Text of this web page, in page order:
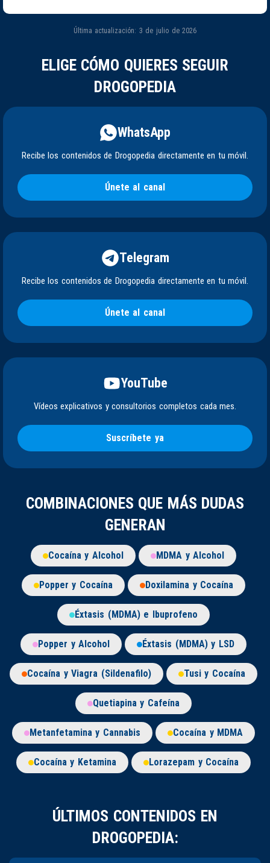
Última actualización: 3 de julio de 2026
ELIGE CÓMO QUIERES SEGUIR
DROGOPEDIA
WhatsApp
Recibe los contenidos de Drogopedia directamente en tu móvil.
Únete al canal
Telegram
Recibe los contenidos de Drogopedia directamente en tu móvil.
Únete al canal
YouTube
Vídeos explicativos y consultorios completos cada mes.
Suscríbete ya
COMBINACIONES QUE MÁS DUDAS
GENERAN
Cocaína y Alcohol MDMA y Alcohol
Popper y Cocaína Doxilamina y Cocaína
Éxtasis (MDMA) e Ibuprofeno
Popper y Alcohol Éxtasis (MDMA) y LSD
Cocaína y Viagra (Sildenafilo) Tusi y Cocaína
Quetiapina y Cafeína
Metanfetamina y Cannabis Cocaína y MDMA
Cocaína y Ketamina Lorazepam y Cocaína
ÚLTIMOS CONTENIDOS EN
DROGOPEDIA: